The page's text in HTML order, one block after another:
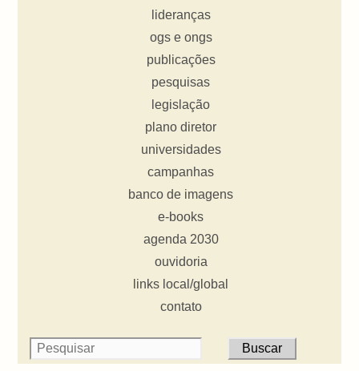
lideranças
ogs e ongs
publicações
pesquisas
legislação
plano diretor
universidades
campanhas
banco de imagens
e-books
agenda 2030
ouvidoria
links local/global
contato